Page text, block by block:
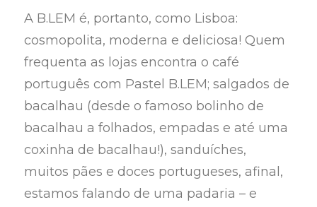
A B.LEM é, portanto, como Lisboa:
cosmopolita, moderna e deliciosa! Quem
frequenta as lojas encontra o café
português com Pastel B.LEM; salgados de
bacalhau (desde o famoso bolinho de
bacalhau a folhados, empadas e até uma
coxinha de bacalhau!), sanduíches,
muitos pães e doces portugueses, afinal,
estamos falando de uma padaria – e